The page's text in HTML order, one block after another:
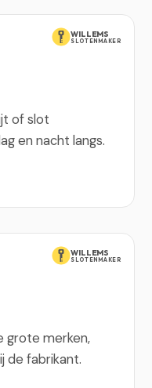
WILLEMS
SLOTENMAKER
of slot
en nacht langs.
WILLEMS
SLOTENMAKER
grote merken,
de fabrikant.